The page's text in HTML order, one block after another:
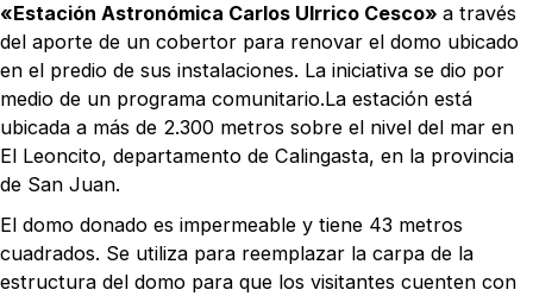
«Estación Astronómica Carlos Ulrrico Cesco» a través
del aporte de un cobertor para renovar el domo ubicado
en el predio de sus instalaciones. La iniciativa se dio por
medio de un programa comunitario.La estación está
ubicada a más de 2.300 metros sobre el nivel del mar en
El Leoncito, departamento de Calingasta, en la provincia
de San Juan.
El domo donado es impermeable y tiene 43 metros
cuadrados. Se utiliza para reemplazar la carpa de la
estructura del domo para que los visitantes cuenten con